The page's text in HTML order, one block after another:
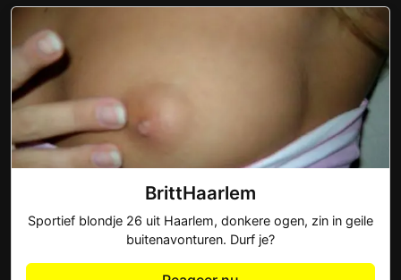
BrittHaarlem
Sportief blondje 26 uit Haarlem, donkere ogen, zin in geile
buitenavonturen. Durf je?